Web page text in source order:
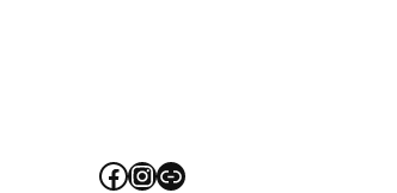
Facebook
Instagram
Link